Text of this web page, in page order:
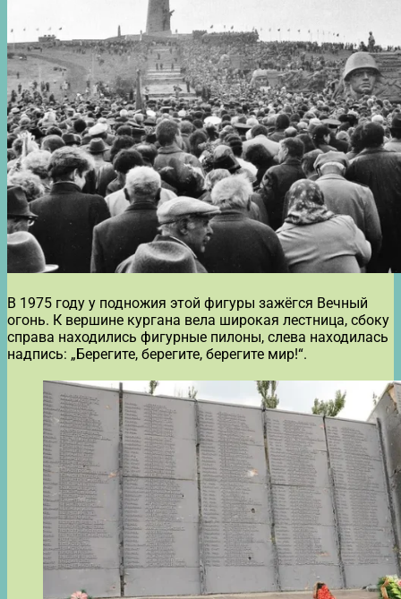
В 1975 году у подножия этой фигуры зажёгся Вечный
огонь. К вершине кургана вела широкая лестница, сбоку
справа находились фигурные пилоны, слева находилась
надпись: „Берегите, берегите, берегите мир!“.